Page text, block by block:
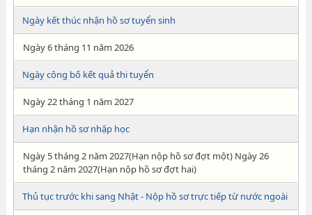
Ngày kết thúc nhận hồ sơ tuyển sinh
Ngày 6 tháng 11 năm 2026
Ngày công bố kết quả thi tuyển
Ngày 22 tháng 1 năm 2027
Hạn nhận hồ sơ nhập học
Ngày 5 tháng 2 năm 2027(Hạn nộp hồ sơ đợt một) Ngày 26
tháng 2 năm 2027(Hạn nộp hồ sơ đợt hai)
Thủ tục trước khi sang Nhật - Nộp hồ sơ trực tiếp từ nước ngoài